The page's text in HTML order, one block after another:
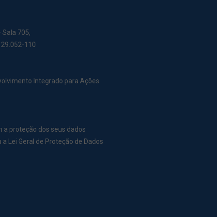
Sala 705,
110
Integrado para Ações
a proteção dos seus dados
Lei Geral de Proteção de Dados